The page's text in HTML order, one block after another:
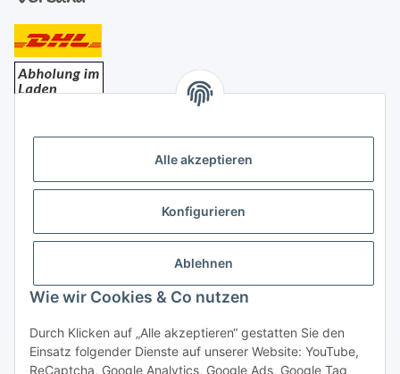
Alle akzeptieren
Konfigurieren
Ablehnen
Wie wir Cookies & Co nutzen
Durch Klicken auf „Alle akzeptieren“ gestatten Sie den
Einsatz folgender Dienste auf unserer Website: YouTube,
ReCaptcha, Google Analytics, Google Ads, Google Tag
Rechtliches
Vertrag widerrufen